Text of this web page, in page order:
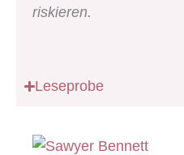
riskieren.
Leseprobe